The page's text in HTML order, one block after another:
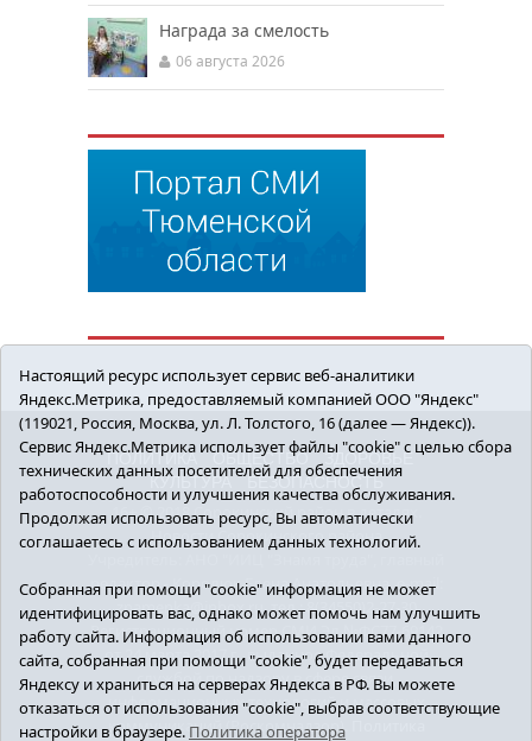
Награда за смелость
06 августа 2026
ПОЛИТИКА ОБЩЕСТВО
ЗДОРОВЬЕ
КУЛЬТУРА
БЕЗОПАСНОСТЬ
16+ © 2018 Сорокинский район в деталях.
Новости Сорокинского района
редактор - Королюк Елена Анатольевна, e-mail:
znamenka@inbox.ru, тел.: 8(34550)2-27-30
Регистрационный номер СМИ Эл №ФС77-69142
от 24 марта 2017 г., выданное Федеральной
службой по надзору в сфере связи,
информационных технологий и массовых
коммуникаций (Роскомнадзор).
Настоящий ресурс использует сервис веб-аналитики
Яндекс.Метрика, предоставляемый компанией ООО "Яндекс"
(119021, Россия, Москва, ул. Л. Толстого, 16 (далее — Яндекс)).
Сервис Яндекс.Метрика использует файлы "cookie" с целью сбора
технических данных посетителей для обеспечения
работоспособности и улучшения качества обслуживания.
Продолжая использовать ресурс, Вы автоматически
соглашаетесь с использованием данных технологий.
Собранная при помощи "cookie" информация не может
идентифицировать вас, однако может помочь нам улучшить
работу сайта. Информация об использовании вами данного
сайта, собранная при помощи "cookie", будет передаваться
Яндексу и храниться на серверах Яндекса в РФ. Вы можете
отказаться от использования "cookie", выбрав соответствующие
настройки в браузере. Политика оператора